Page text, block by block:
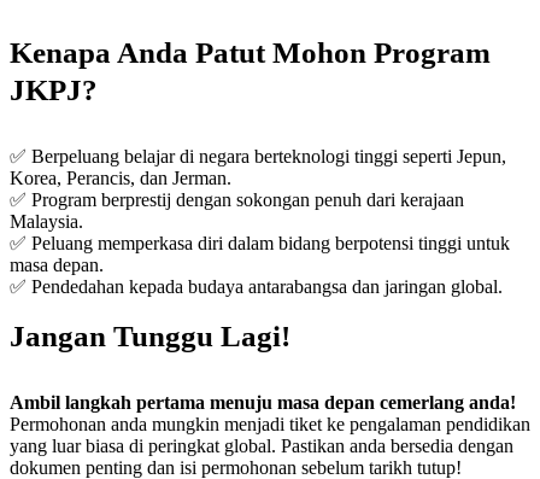
Kenapa Anda Patut Mohon Program
JKPJ?
✅ Berpeluang belajar di negara berteknologi tinggi seperti Jepun,
Korea, Perancis, dan Jerman.
✅ Program berprestij dengan sokongan penuh dari kerajaan
Malaysia.
✅ Peluang memperkasa diri dalam bidang berpotensi tinggi untuk
masa depan.
✅ Pendedahan kepada budaya antarabangsa dan jaringan global.
Jangan Tunggu Lagi!
Ambil langkah pertama menuju masa depan cemerlang anda!
Permohonan anda mungkin menjadi tiket ke pengalaman pendidikan
yang luar biasa di peringkat global. Pastikan anda bersedia dengan
dokumen penting dan isi permohonan sebelum tarikh tutup!